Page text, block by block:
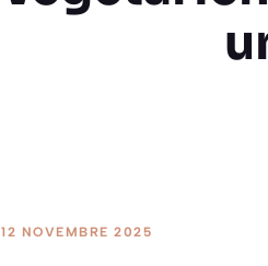
12 NOVEMBRE 2025